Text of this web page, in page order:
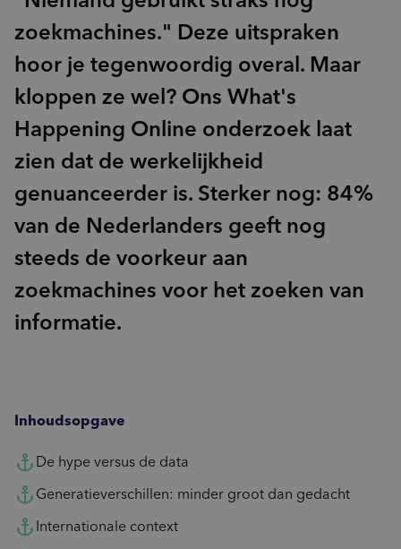
zoekmachines." Deze uitspraken
hoor je tegenwoordig overal. Maar
kloppen ze wel? Ons What's
Happening Online onderzoek laat
zien dat de werkelijkheid
genuanceerder is. Sterker nog: 84%
van de Nederlanders geeft nog
steeds de voorkeur aan
zoekmachines voor het zoeken van
informatie.
Inhoudsopgave
De hype versus de data
Generatieverschillen: minder groot dan gedacht
Internationale context